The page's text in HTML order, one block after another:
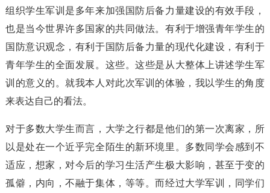
组织学生军训是多年来加强国防后备力量建设的有效手段，
也是当今世界许多国家的共同做法。有利于增强青年学生的
国防意识观念，有利于国防后备力量的现代化建设，有利于
青年学生的全面发展。这些。这些是从大整体上讲述学生军
训的意义的。就我本人对此次军训的体验，我以学生的角度
来表达自己的看法。
对于多数大学生而言，大学之行都是他们的第一次离家，所
以是处在一个近乎完全陌生的新环境里。多数同学会感到不
适应，想家，对今后的学习生活产生极大影响，甚至于变的
孤僻，内向，不融于集体，等等。而经过大学军训，同学们